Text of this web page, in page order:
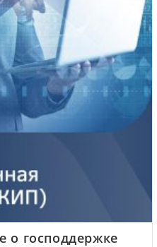
о господдержке